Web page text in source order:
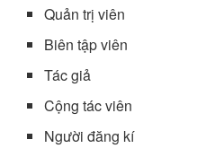
Quản trị viên
Biên tập viên
Tác giả
Cộng tác viên
Người đăng kí